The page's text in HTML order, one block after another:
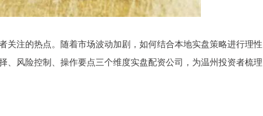
注的热点。随着市场波动加剧，如何结合本地实盘策略进行理性
风险控制、操作要点三个维度实盘配资公司，为温州投资者梳理